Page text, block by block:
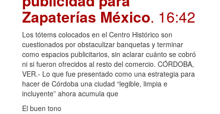
Zapaterías México. 16:42
Los tótems colocados en el Centro Histórico son
cuestionados por obstaculizar banquetas y terminar
como espacios publicitarios, sin aclarar cuánto se cobró
ni si fueron ofrecidos al resto del comercio. CÓRDOBA,
VER.- Lo que fue presentado como una estrategia para
hacer de Córdoba una ciudad “legible, limpia e
incluyente” ahora acumula que
El buen tono